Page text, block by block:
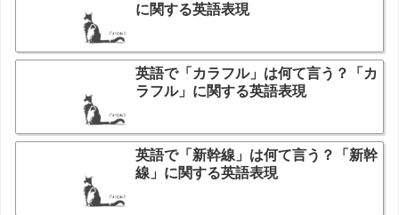
に関する英語表現
英語で「カラフル」は何て言う？「カ
ラフル」に関する英語表現
英語で「新幹線」は何て言う？「新幹
線」に関する英語表現